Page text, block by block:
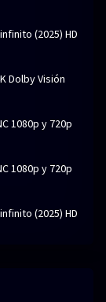
(2025) HD
Dolby Visión
1080p y 720p
1080p y 720p
(2025) HD